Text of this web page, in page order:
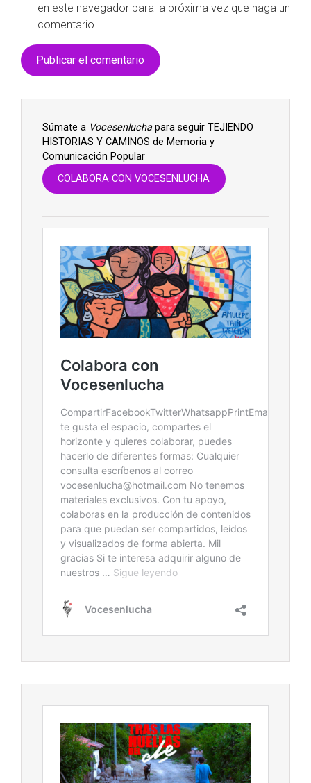
en este navegador para la próxima vez que haga un
comentario.
Súmate a Vocesenluchapara seguir TEJIENDO
HISTORIAS Y CAMINOS de Memoria y
Comunicación Popular
COLABORA CON VOCESENLUCHA